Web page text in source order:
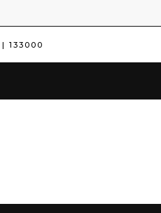
| 133000